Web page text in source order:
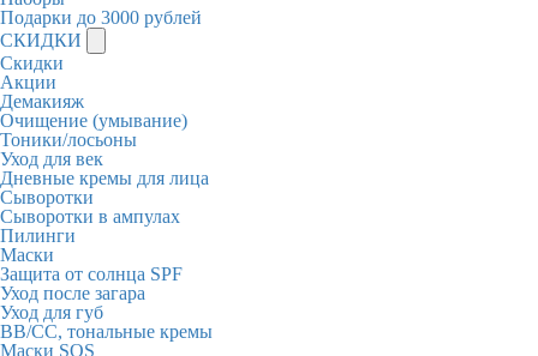
Подарки до 3000 рублей
СКИДКИ
Скидки
Акции
Демакияж
Очищение (умывание)
Тоники/лосьоны
Уход для век
Дневные кремы для лица
Сыворотки
Сыворотки в ампулах
Пилинги
Маски
Защита от солнца SPF
Уход после загара
Уход для губ
BB/CC, тональные кремы
Маски SOS